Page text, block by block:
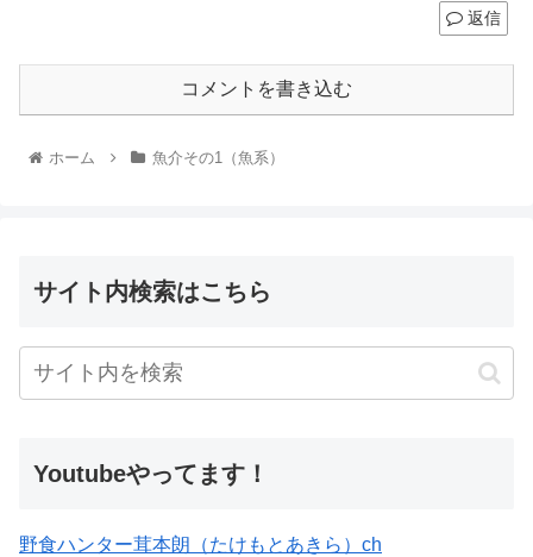
返信
コメントを書き込む
ホーム 魚介その1（魚系）
サイト内検索はこちら
Youtubeやってます！
野食ハンター茸本朗（たけもとあきら）ch